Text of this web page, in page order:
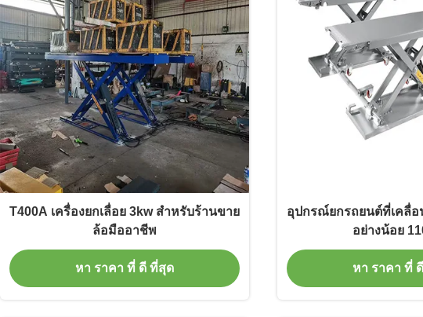
T400A เครื่องยกเลื่อย 3kw สําหรับร้านขาย
ล้อมืออาชีพ
หา ราคา ที่ ดี ที่สุด
อุปกรณ์ยกรถยนต์ที่เคลื่อ
อย่างน้อย
หา ราคา ที่